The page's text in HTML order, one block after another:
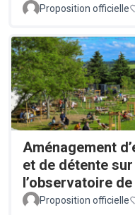
Proposition officielle
Aménagement
et de détente
l’observatoire
Proposition officielle